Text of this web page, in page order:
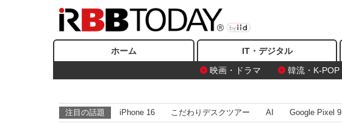
ホーム IT・デジタル
映画・ドラマ
韓流・K-POP
注目の話題 iPhone 16 こだわりデスクツアー AI Google Pixel 9